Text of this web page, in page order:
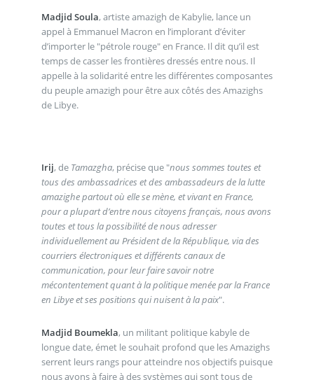
Madjid Soula, artiste amazigh de Kabylie, lance un
appel à Emmanuel Macron en l’implorant d’éviter
d’importer le "pétrole rouge" en France. Il dit qu’il est
temps de casser les frontières dressés entre nous. Il
appelle à la solidarité entre les différentes composantes
du peuple amazigh pour être aux côtés des Amazighs
de Libye.
Irij, de Tamazgha, précise que "nous sommes toutes et
tous des ambassadrices et des ambassadeurs de la lutte
amazighe partout où elle se mène, et vivant en France,
pour a plupart d’entre nous citoyens français, nous avons
toutes et tous la possibilité de nous adresser
individuellement au Président de la République, via des
courriers électroniques et différents canaux de
communication, pour leur faire savoir notre
mécontentement quant à la politique menée par la France
en Libye et ses positions qui nuisent à la paix".
Madjid Boumekla, un militant politique kabyle de
longue date, émet le souhait profond que les Amazighs
serrent leurs rangs pour atteindre nos objectifs puisque
nous avons à faire à des systèmes qui sont tous de